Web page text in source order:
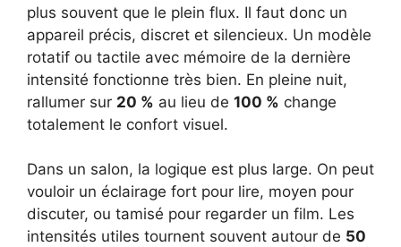
plus souvent que le plein flux. Il faut donc un
appareil précis, discret et silencieux. Un modèle
rotatif ou tactile avec mémoire de la dernière
intensité fonctionne très bien. En pleine nuit,
rallumer sur 20 % au lieu de 100 % change
totalement le confort visuel.
Dans un salon, la logique est plus large. On peut
vouloir un éclairage fort pour lire, moyen pour
discuter, ou tamisé pour regarder un film. Les
intensités utiles tournent souvent autour de 50